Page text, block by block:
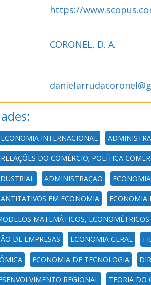
https://
CORONEL, D. A.
ECONOMIA INTERNACIONAL
RELAÇÕES DO COMÉRCIO; POLÍTICA
ADMINISTRAÇÃO
EM ECONOMIA ECONOMIA
MATEMÁTICOS, ECONOMÉTRICOS
DE EMPRESAS ECONOMIA GERAL
ECONOMIA DE TECNOLOGIA
REGIONAL TEORIA DO